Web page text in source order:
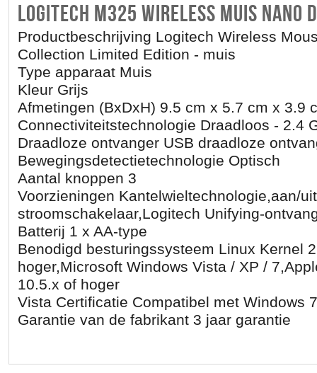
LOGITECH M325 WIRELESS MUIS NANO
Productbeschrijving Logitech Wireless
Collection Limited Edition - muis
Type apparaat Muis
Kleur Grijs
Afmetingen (BxDxH) 9.5 cm x 5.7 cm x 3.9
Connectiviteitstechnologie Draadloos - 2.4
Draadloze ontvanger USB draadloze
Bewegingsdetectietechnologie Optisch
Aantal knoppen 3
Voorzieningen Kantelwieltechnologie,aan/uit
stroomschakelaar,Logitech Unifying-
Batterij 1 x AA-type
Benodigd besturingssysteem Linux Kernel
hoger,Microsoft Windows Vista / XP /
10.5.x of hoger
Vista Certificatie Compatibel met Windows 7
Garantie van de fabrikant 3 jaar garantie